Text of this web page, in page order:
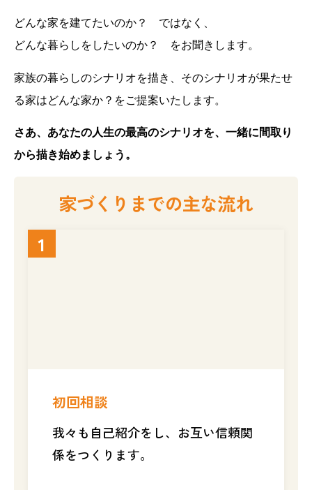
どんな家を建てたいのか？ ではなく、
どんな暮らしをしたいのか？ をお聞きします。
家族の暮らしのシナリオを描き、そのシナリオが果たせ
る家はどんな家か？をご提案いたします。
さあ、あなたの人生の最高のシナリオを、一緒に間取り
から描き始めましょう。
家づくりまでの主な流れ
初回相談
我々も自己紹介をし、お互い信頼関
係をつくります。
1